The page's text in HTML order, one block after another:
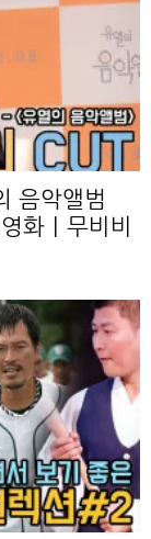
음악앨범
화｜무비비